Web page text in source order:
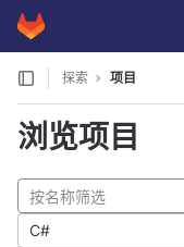
Skip to content
GitLab
探索 项目
浏览项目
C#